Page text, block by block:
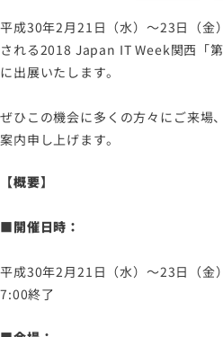
お問い合わせ
サイトのご利用について
プライバシーポリシー
情報セキュリティポリシー
メールマガジン
平成30年2月21日（水）～23日（金
される2018 Japan IT Week関西「第
に出展いたします。
ぜひこの機会に多くの方々にご来場
案内申し上げます。
【概要】
■開催日時：
平成30年2月21日（水）～23日（
7:00終了